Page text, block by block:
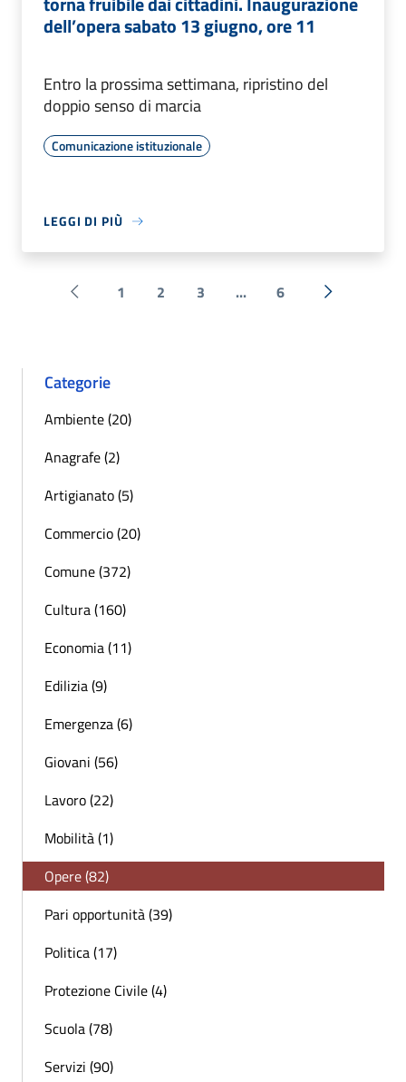
dell’opera sabato 13 giugno, ore 11
Entro la prossima settimana, ripristino del
doppio senso di marcia
Comunicazione istituzionale
LEGGI DI PIÙ
Pagina precedente
1 2 3 ... 6 Successiva
Categorie
Ambiente (20)
Anagrafe (2)
Artigianato (5)
Commercio (20)
Comune (372)
Cultura (160)
Economia (11)
Edilizia (9)
Emergenza (6)
Giovani (56)
Lavoro (22)
Mobilità (1)
Opere (82)
Pari opportunità (39)
Politica (17)
Protezione Civile (4)
Scuola (78)
Servizi (90)